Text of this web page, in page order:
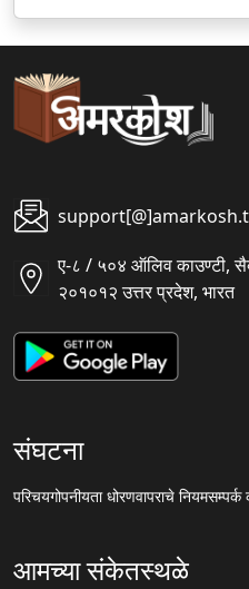
ला
ए-८ / ५०४ ऑलिव काउण्टी,
२०१०१२ उत्तर प्रदेश, भारत
संघटना
परिचयगोपनीयता धोरणवापराचे नियमसम्पर्क
आमच्या संकेतस्थळे